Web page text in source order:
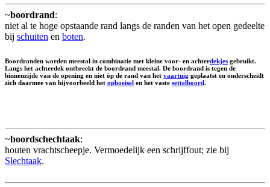
~boordrand:
niet al te hoge opstaande rand langs de randen van het open gedeelte
bij schuiten en boten.
Boordranden worden meestal in combinatie met kleine voor- en achterdekjes gebruikt.
Langs het achterdek ontbreekt de boordrand meestal. De boordrand is tegen de
binnenzijde van de opening en niet òp de rand van het vaartuig geplaatst en onderscheidt
zich daarmee van bijvoorbeeld het opboeisel en het vaste settelboord.
~boordschechtaak:
houten vrachtscheepje. Vermoedelijk een schrijffout; zie bij
Slechtaak.